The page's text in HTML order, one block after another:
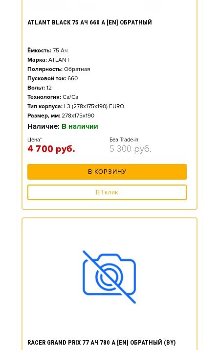
ATLANT BLACK 75 АЧ 660 А [EN] ОБРАТНЫЙ
Ёмкость: 75 Ач
Марка: ATLANT
Полярность: Обратная
Пусковой ток: 660
Вольт: 12
Технология: Ca/Ca
Тип корпуса: L3 (278x175x190) EURO
Размер, мм: 278x175x190
Наличие: В наличии
Цена*
4 700 руб.
Без Trade-in
5 300 руб.
В КОРЗИНУ
В 1 клик
RACER GRAND PRIX 77 АЧ 780 А [EN] ОБРАТНЫЙ (BY)